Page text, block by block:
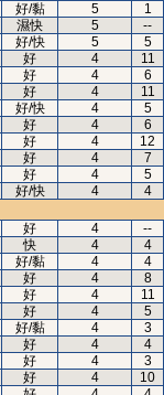
好/黏 5
1
濕快 5
--
好/快 5
5
好 4
11
好 4
6
好 4
11
好/快 4
5
好 4
6
好 4
12
好 4
7
好 4
5
好/快 4
4
好 4
--
快 4
4
好/黏 4
4
好 4
8
好 4
11
好 4
5
好/黏 4
3
好 4
4
好 4
3
好 4
10